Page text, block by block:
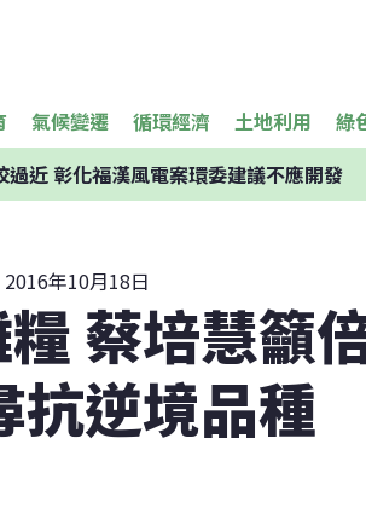
氣候變遷 循環經濟 土地利用 綠
過近 彰化福漢風電案環委建議不應開發
2016年10月18日
蔡培慧籲
抗逆境品種